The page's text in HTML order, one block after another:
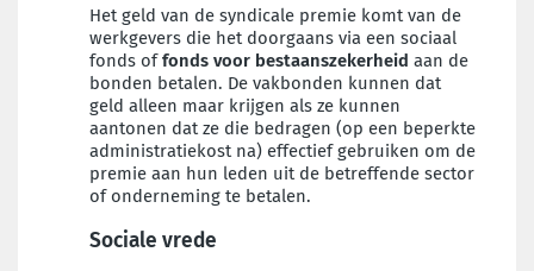
Het geld van de syndicale premie komt van de
werkgevers die het doorgaans via een sociaal
fonds of fonds voor bestaanszekerheid aan de
bonden betalen. De vakbonden kunnen dat
geld alleen maar krijgen als ze kunnen
aantonen dat ze die bedragen (op een beperkte
administratiekost na) effectief gebruiken om de
premie aan hun leden uit de betreffende sector
of onderneming te betalen.
Sociale vrede